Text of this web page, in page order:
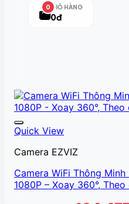
0 GIỎ HÀNG
0đ
Quick View
Camera EZVIZ
Camera WiFi Thông
1080P – Xoay 360°,